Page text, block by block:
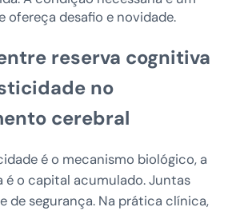
ofereça desafio e novidade.
reserva cognitiva
no
cerebral
é o mecanismo biológico, a
é o capital acumulado. Juntas
de segurança. Na prática clínica,